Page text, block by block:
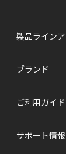
製品ライン
ブランド
ご利用ガイド
サポート情報